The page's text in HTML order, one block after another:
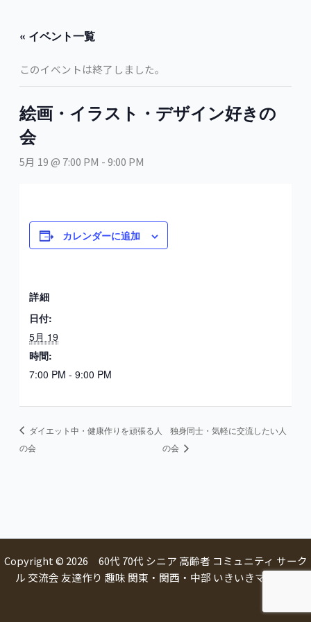
« イベント一覧
このイベントは終了しました。
絵画・イラスト・デザイン好きの
会
5月 19 @ 7:00 PM -9:00 PM
カレンダーに追加
詳細
日付:
5月 19
時間:
7:00 PM - 9:00 PM
ダイエット中・健康作りを頑張る人
の会
独身同士・気軽に交流したい人
の会
Copyright © 2026 60代 70代 シニア 高齢者 コミュニティ サーク
ル 交流会 友達作り 趣味 関東・関西・中部 いきいきマルシェ